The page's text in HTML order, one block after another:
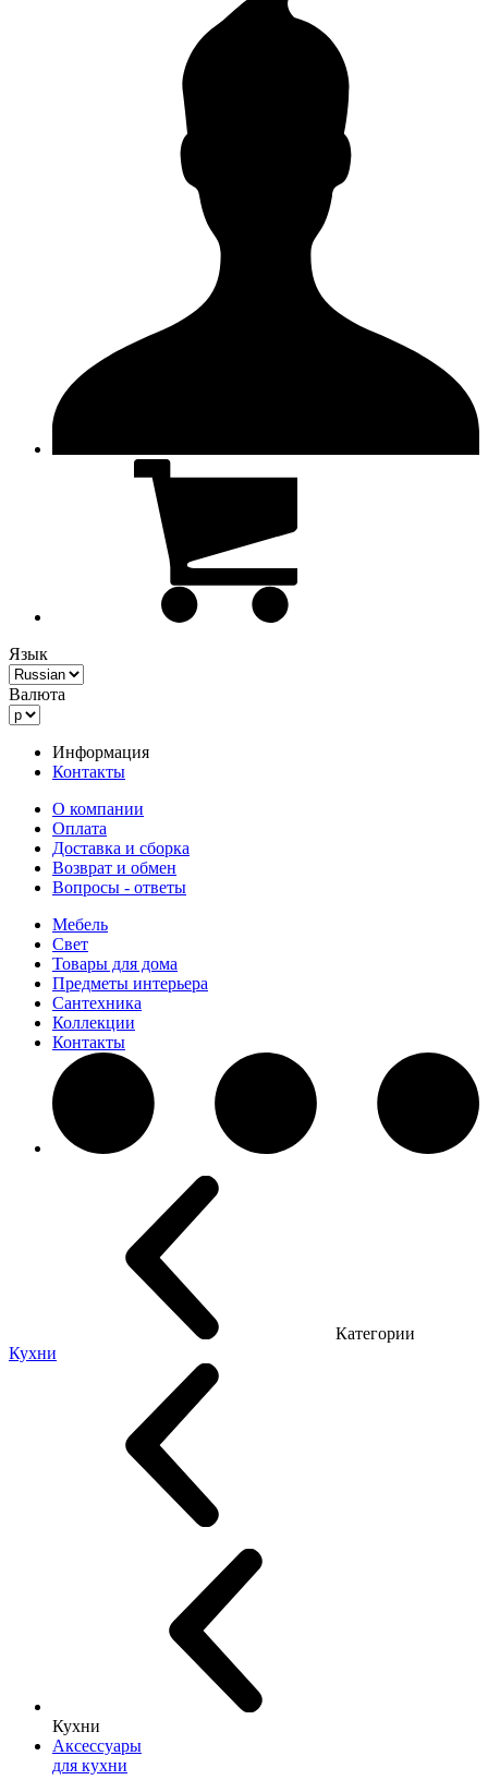
Язык
Валюта
Информация
Контакты
О компании
Оплата
Доставка и сборка
Возврат и обмен
Вопросы - ответы
Мебель
Свет
Товары для дома
Предметы интерьера
Сантехника
Коллекции
Контакты
Категории
Кухни
Кухни
Аксессуары
для кухни